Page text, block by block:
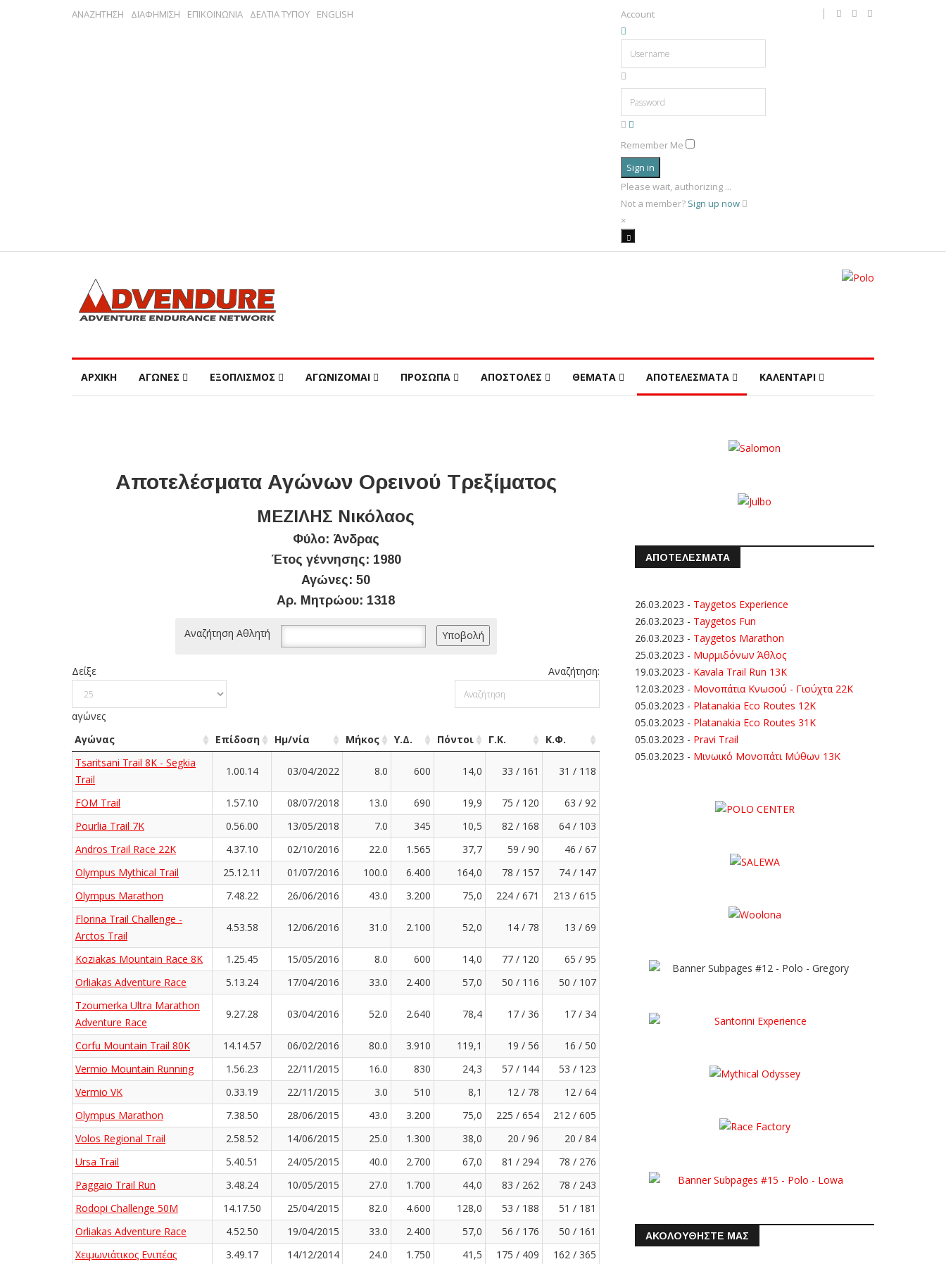
ΑΝΑΖΗΤΗΣΗ ΔΙΑΦΗΜΙΣΗ ΕΠΙΚΟΙΝΩΝΙΑ ΔΕΛΤΙΑ ΤΥΠΟΥ ENGLISH Account
Remember Me
Sign in
Please wait, authorizing ...
Not a member? Sign up now
×
ΑΡΧΙΚΗ ΑΓΩΝΕΣ ΕΞΟΠΛΙΣΜΟΣ ΑΓΩΝΙΖΟΜΑΙ ΠΡΟΣΩΠΑ ΑΠΟΣΤΟΛΕΣ ΘΕΜΑΤΑ ΑΠΟΤΕΛΕΣΜΑΤΑ ΚΑΛΕΝΤΑΡΙ
Αποτελέσματα Αγώνων Ορεινού Τρεξίματος
ΜΕΖΙΛΗΣ Νικόλαος
Φύλο: Άνδρας
Έτος γέννησης: 1980
Αγώνες: 50
Αρ. Μητρώου: 1318
Αναζήτηση Αθλητή
Δείξε
αγώνες
Αναζήτηση:
Αγώνας Επίδοση Ημ/νία Μήκος Υ.Δ. Πόντοι Γ.Κ.
Κ.Φ.
Tsaritsani Trail 8K - Segkia
Trail
1.00.14 03/04/2022 8.0 600 14,0 33 / 161 31 / 118
FOM Trail 1.57.10 08/07/2018 13.0 690 19,9 75 / 120
63 / 92
Pourlia Trail 7Κ
0.56.00 13/05/2018 7.0 345 10,5 82 / 168
64 / 103
Andros Trail Race 22K
4.37.10 02/10/2016 22.0 1.565 37,7 59 / 90
46 / 67
Olympus Mythical Trail
25.12.11 01/07/2016 100.0 6.400 164,0 78 / 157
74 / 147
Olympus Marathon
7.48.22 26/06/2016 43.0 3.200 75,0 224 / 671
213 / 615
Florina Trail Challenge -
Arctos Trail
4.53.58 12/06/2016 31.0 2.100 52,0 14 / 78 13 / 69
Koziakas Mountain Race 8K 1.25.45 15/05/2016 8.0 600 14,0 77 / 120
65 / 95
Orliakas Adventure Race
5.13.24 17/04/2016 33.0 2.400 57,0 50 / 116
50 / 107
Tzoumerka Ultra Marathon
Adventure Race
9.27.28 03/04/2016 52.0 2.640 78,4 17 / 36 17 / 34
Corfu Mountain Trail 80K 14.14.57 06/02/2016 80.0 3.910 119,1 19 / 56
16 / 50
Vermio Mountain Running
1.56.23 22/11/2015 16.0 830 24,3 57 / 144
53 / 123
Vermio VK
0.33.19 22/11/2015 3.0 510 8,1 12 / 78
12 / 64
Olympus Marathon
7.38.50 28/06/2015 43.0 3.200 75,0 225 / 654
212 / 605
Volos Regional Trail
2.58.52 14/06/2015 25.0 1.300 38,0 20 / 96
20 / 84
Ursa Trail
5.40.51 24/05/2015 40.0 2.700 67,0 81 / 294
78 / 276
Paggaio Trail Run
3.48.24 10/05/2015 27.0 1.700 44,0 83 / 262
78 / 243
Rodopi Challenge 50M
14.17.50 25/04/2015 82.0 4.600 128,0 53 / 188
51 / 181
Orliakas Adventure Race
4.52.50 19/04/2015 33.0 2.400 57,0 56 / 176
50 / 161
Χειμωνιάτικος Ενιπέας
3.49.17 14/12/2014 24.0 1.750 41,5 175 / 409
162 / 365
ΑΠΟΤΕΛΕΣΜΑΤΑ
26.03.2023 - Taygetos Experience
26.03.2023 - Taygetos Fun
26.03.2023 - Taygetos Marathon
25.03.2023 - Μυρμιδόνων Άθλος
19.03.2023 - Kavala Trail Run 13K
12.03.2023 - Μονοπάτια Κνωσού - Γιούχτα 22Κ
05.03.2023 - Platanakia Eco Routes 12K
05.03.2023 - Platanakia Eco Routes 31K
05.03.2023 - Pravi Trail
05.03.2023 - Μινωικό Μονοπάτι Μύθων 13Κ
ΑΚΟΛΟΥΘΗΣΤΕ ΜΑΣ